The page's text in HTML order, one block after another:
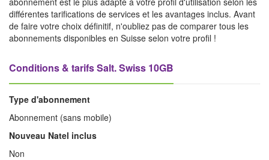
différentes tarifications de services et les avantages inclus. Avant
de faire votre choix définitif, n'oubliez pas de comparer tous les
abonnements disponibles en Suisse selon votre profil !
Conditions & tarifs Salt. Swiss 10GB
Type d'abonnement
Abonnement (sans mobile)
Nouveau Natel inclus
Non